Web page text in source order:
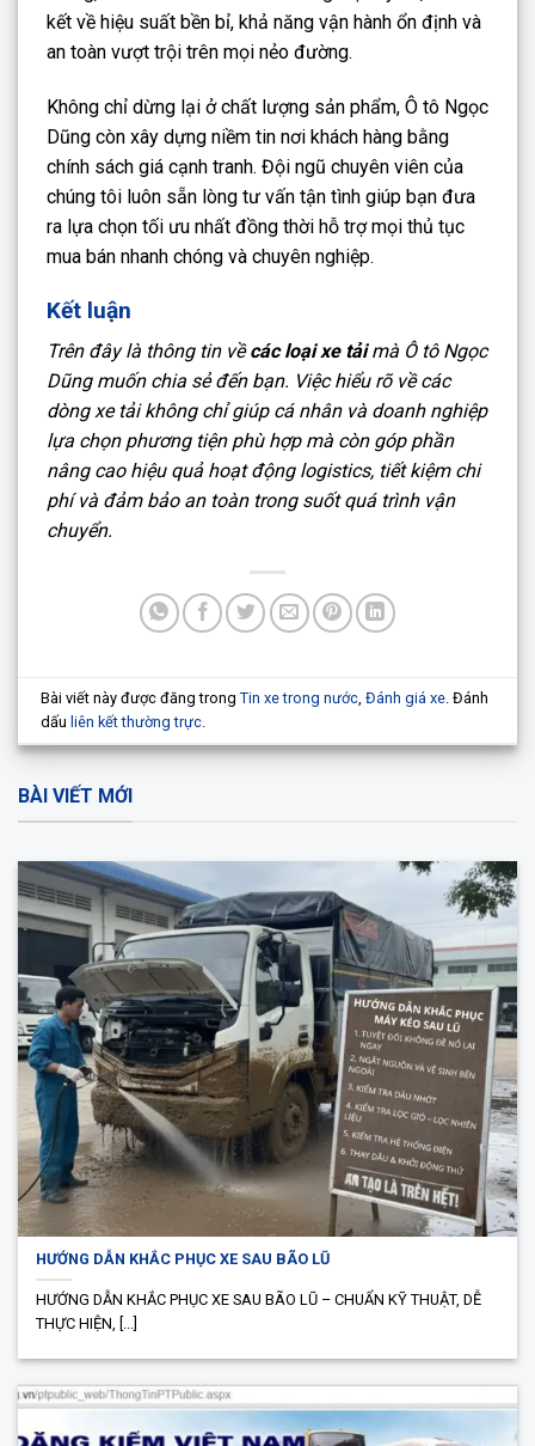
kết về hiệu suất bền bỉ, khả năng vận hành ổn định và
an toàn vượt trội trên mọi nẻo đường.
Không chỉ dừng lại ở chất lượng sản phẩm, Ô tô Ngọc
Dũng còn xây dựng niềm tin nơi khách hàng bằng
chính sách giá cạnh tranh. Đội ngũ chuyên viên của
chúng tôi luôn sẵn lòng tư vấn tận tình giúp bạn đưa
ra lựa chọn tối ưu nhất đồng thời hỗ trợ mọi thủ tục
mua bán nhanh chóng và chuyên nghiệp.
Kết luận
Trên đây là thông tin vềcác loại xe tảimà Ô tô Ngọc
Dũng muốn chia sẻ đến bạn. Việc hiểu rõ về các
dòng xe tải không chỉ giúp cá nhân và doanh nghiệp
lựa chọn phương tiện phù hợp mà còn góp phần
nâng cao hiệu quả hoạt động logistics, tiết kiệm chi
phí và đảm bảo an toàn trong suốt quá trình vận
chuyển.
Bài viết này được đăng trongTin xe trong nước ,Đánh giá xe . Đánh
dấuliên kết thường trực
BÀI VIẾT MỚI
HƯỚNG DẪN KHẮC PHỤC XE SAU BÃO LŨ
HƯỚNG DẪN KHẮC PHỤC XE SAU BÃO LŨ – CHUẨN KỸ THUẬT, DỄ
THỰC HIỆN, [...]